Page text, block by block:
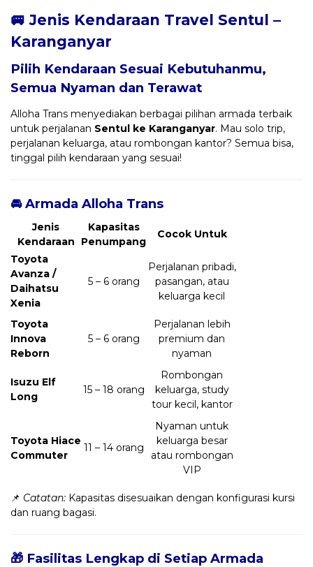
🚐 Jenis Kendaraan Travel Sentul –
Karanganyar
Pilih Kendaraan Sesuai Kebutuhanmu,
Semua Nyaman dan Terawat
Alloha Trans menyediakan berbagai pilihan armada terbaik
untuk perjalanan Sentul ke Karanganyar. Mau solo trip,
perjalanan keluarga, atau rombongan kantor? Semua bisa,
tinggal pilih kendaraan yang sesuai!
🚘 Armada Alloha Trans
Jenis
Kendaraan
Kapasitas
Penumpang
Cocok Untuk
Toyota
Avanza /
Daihatsu
Xenia
5 – 6 orang
Perjalanan pribadi,
pasangan, atau
keluarga kecil
Toyota
Innova
Reborn
5 – 6 orang
Perjalanan lebih
premium dan
nyaman
Isuzu Elf
Long
15 – 18 orang
Rombongan
keluarga, study
tour kecil, kantor
Toyota Hiace
Commuter
11 – 14 orang
Nyaman untuk
keluarga besar
atau rombongan
VIP
📌 Catatan: Kapasitas disesuaikan dengan konfigurasi kursi
dan ruang bagasi.
🎁 Fasilitas Lengkap di Setiap Armada